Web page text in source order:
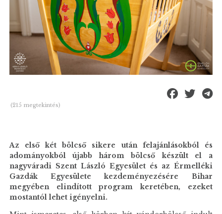
(215 megtekintés)
Az első két bölcső sikere után felajánlásokból és
adományokból újabb három bölcső készült el a
nagyváradi Szent László Egyesület és az Érmelléki
Gazdák Egyesülete kezdeményezésére Bihar
megyében elindított program keretében, ezeket
mostantól lehet igényelni.